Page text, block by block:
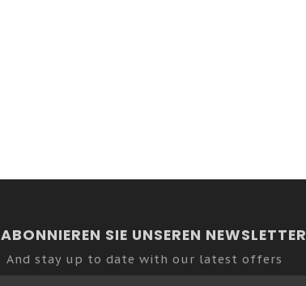
ABONNIEREN SIE UNSEREN NEWSLETTER
And stay up to date with our latest offers